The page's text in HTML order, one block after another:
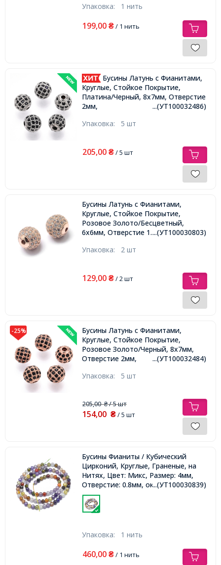
Упаковка: 1 нить
199,00 ₴/ 1 нить
Бусины Латунь с Фианитами,
Круглые, Стойкое Покрытие,
Платина/Черный, 8х7мм, Отверстие
2мм,
...(УТ100032486)
Упаковка: 5 шт
205,00 ₴/ 5 шт
Бусины Латунь с Фианитами,
Круглые, Стойкое Покрытие,
Розовое Золото/Бесцветный,
6х6мм, Отверстие 1.5мм,...(УТ100030803)
Упаковка: 2 шт
129,00 ₴/ 2 шт
-25%
Бусины Латунь с Фианитами,
Круглые, Стойкое Покрытие,
Розовое Золото/Черный, 8х7мм,
Отверстие 2мм,
...(УТ100032484)
Упаковка: 5 шт
205,00₴/ 5 шт
154,00 ₴/ 5 шт
Бусины Фианиты / Кубический
Цирконий, Круглые, Граненые, на
Нитях, Цвет: Микс, Размер: 4мм,
Отверстие: 0.8мм, около
87шт/36см/нить,
...(УТ100030839)
Упаковка: 1 нить
460,00 ₴/ 1 нить